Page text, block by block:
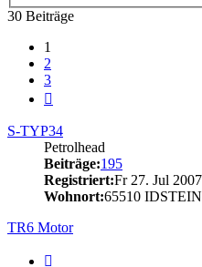
30 Beiträge
1
2
3
S-TYP34
Petrolhead
Beiträge:195
Registriert:Fr 27. Jul
Wohnort:65510 IDSTEIN
TR6 Motor